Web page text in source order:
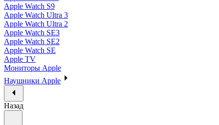
Apple Watch S9
Apple Watch Ultra 3
Apple Watch Ultra 2
Apple Watch SE3
Apple Watch SE2
Apple Watch SE
Apple TV
Мониторы Apple
Наушники Apple
Назад